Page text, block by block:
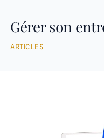
Gérer son
ARTICLES